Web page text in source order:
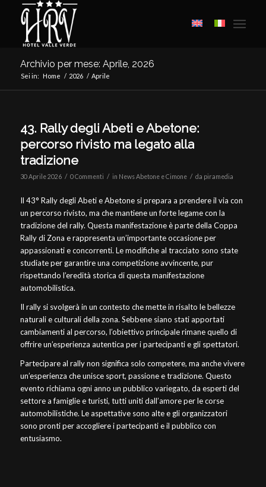
Archivio per mese: Aprile, 2026
Sei in: Home / 2026 / Aprile
43. Rally degli Abeti e Abetone:
percorso rivisto ma legato alla
tradizione
30 Aprile 2026 / 0 Commenti / in News Abetone e Cimone / da piramedia
Il 43° Rally degli Abeti e Abetone si prepara a prendere il via con
un percorso rivisto, ma che mantiene un forte legame con la
tradizione del rally. Questa manifestazione è parte della Coppa
Rally di Zona e rappresenta un’importante occasione per
appassionati e concorrenti. Le modifiche al tracciato sono state
studiate per garantire una competizione avvincente, pur
rispettando l’eredità storica di questa manifestazione
automobilistica.
Il rally si svolgerà in un contesto che mette in risalto le bellezze
naturali e culturali della zona. Sebbene siano stati apportati
cambiamenti al percorso, l’obiettivo principale rimane quello di
offrire un’esperienza autentica per i partecipanti e gli spettatori.
Partecipare al rally non significa solo competere, ma anche vivere
un’esperienza che unisce sport, passione e tradizione. Questo
evento richiama ogni anno un pubblico variegato, da esperti del
settore a famiglie e turisti, tutti uniti dall’amore per le corse
automobilistiche. Le aspettative sono alte e gli organizzatori
sono pronti per accogliere i partecipanti e il pubblico con
entusiasmo.